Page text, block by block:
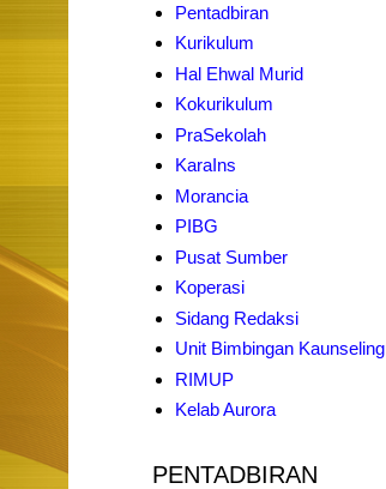
Pentadbiran
Kurikulum
Hal Ehwal Murid
Kokurikulum
PraSekolah
KaraIns
Morancia
PIBG
Pusat Sumber
Koperasi
Sidang Redaksi
Unit Bimbingan Kaunseling
RIMUP
Kelab Aurora
PENTADBIRAN